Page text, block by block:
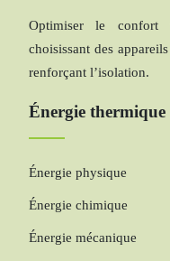
Optimiser le confort
choisissant des
renforçant l’isolation.
Énergie thermique
Énergie physique
Énergie chimique
Énergie mécanique